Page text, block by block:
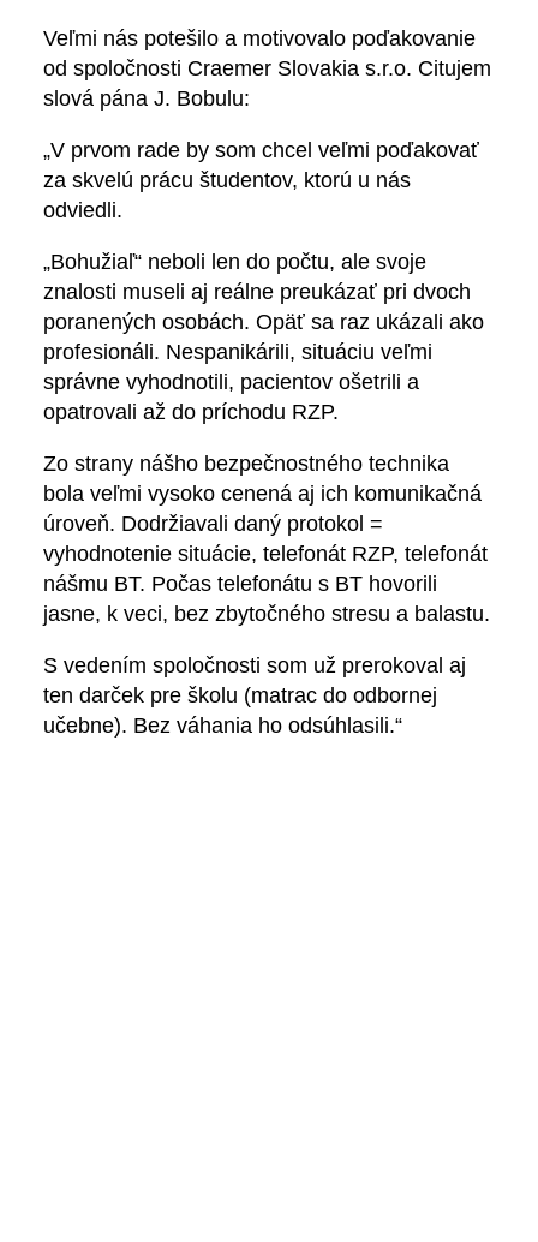
Veľmi nás potešilo a motivovalo poďakovanie
od spoločnosti Craemer Slovakia s.r.o. Citujem
slová pána J. Bobulu:
„V prvom rade by som chcel veľmi poďakovať
za skvelú prácu študentov, ktorú u nás
odviedli.
„Bohužiaľ“ neboli len do počtu, ale svoje
znalosti museli aj reálne preukázať pri dvoch
poranených osobách. Opäť sa raz ukázali ako
profesionáli. Nespanikárili, situáciu veľmi
správne vyhodnotili, pacientov ošetrili a
opatrovali až do príchodu RZP.
Zo strany nášho bezpečnostného technika
bola veľmi vysoko cenená aj ich komunikačná
úroveň. Dodržiavali daný protokol =
vyhodnotenie situácie, telefonát RZP, telefonát
nášmu BT. Počas telefonátu s BT hovorili
jasne, k veci, bez zbytočného stresu a balastu.
S vedením spoločnosti som už prerokoval aj
ten darček pre školu (matrac do odbornej
učebne). Bez váhania ho odsúhlasili.“